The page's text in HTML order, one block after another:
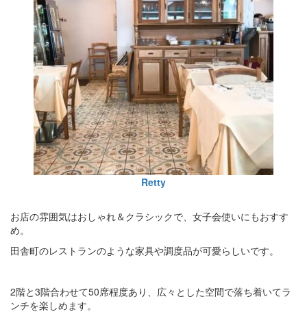
Retty
お店の雰囲気はおしゃれ＆クラシックで、女子会使いにもおすす
め。
田舎町のレストランのような家具や調度品が可愛らしいです。
2階と3階合わせて50席程度あり、広々とした空間で落ち着いてラ
ンチを楽しめます。